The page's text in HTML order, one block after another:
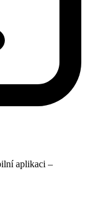
aplikaci –